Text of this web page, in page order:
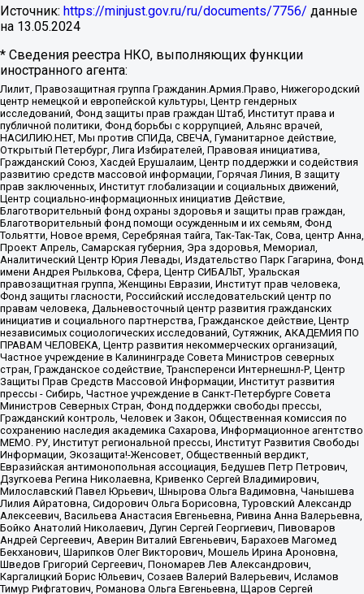
Источник: https://minjust.gov.ru/ru/documents/7756/ данные
на 13.05.2024
* Сведения реестра НКО, выполняющих функции
иностранного агента:
Лилит, Правозащитная группа Гражданин.Армия.Право, Нижегородский
центр немецкой и европейской культуры, Центр гендерных
исследований, Фонд защиты прав граждан Штаб, Институт права и
публичной политики, Фонд борьбы с коррупцией, Альянс врачей,
НАСИЛИЮ.НЕТ, Мы против СПИДа, СВЕЧА, Гуманитарное действие,
Открытый Петербург, Лига Избирателей, Правовая инициатива,
Гражданский Союз, Хасдей Ерушалаим, Центр поддержки и содействия
развитию средств массовой информации, Горячая Линия, В защиту
прав заключенных, Институт глобализации и социальных движений,
Центр социально-информационных инициатив Действие,
Благотворительный фонд охраны здоровья и защиты прав граждан,
Благотворительный фонд помощи осужденным и их семьям, Фонд
Тольятти, Новое время, Серебряная тайга, Так-Так-Так, Сова, центр Анна,
Проект Апрель, Самарская губерния, Эра здоровья, Мемориал,
Аналитический Центр Юрия Левады, Издательство Парк Гагарина, Фонд
имени Андрея Рылькова, Сфера, Центр СИБАЛЬТ, Уральская
правозащитная группа, Женщины Евразии, Институт прав человека,
Фонд защиты гласности, Российский исследовательский центр по
правам человека, Дальневосточный центр развития гражданских
инициатив и социального партнерства, Гражданское действие, Центр
независимых социологических исследований, Сутяжник, АКАДЕМИЯ ПО
ПРАВАМ ЧЕЛОВЕКА, Центр развития некоммерческих организаций,
Частное учреждение в Калининграде Совета Министров северных
стран, Гражданское содействие, Трансперенси Интернешнл-Р, Центр
Защиты Прав Средств Массовой Информации, Институт развития
прессы - Сибирь, Частное учреждение в Санкт-Петербурге Совета
Министров Северных Стран, Фонд поддержки свободы прессы,
Гражданский контроль, Человек и Закон, Общественная комиссия по
сохранению наследия академика Сахарова, Информационное агентство
МЕМО. РУ, Институт региональной прессы, Институт Развития Свободы
Информации, Экозащита!-Женсовет, Общественный вердикт,
Евразийская антимонопольная ассоциация, Бедушев Петр Петрович,
Дзугкоева Регина Николаевна, Кривенко Сергей Владимирович,
Милославский Павел Юрьевич, Шнырова Ольга Вадимовна, Чанышева
Лилия Айратовна, Сидорович Ольга Борисовна, Туровский Александр
Алексеевич, Васильева Анастасия Евгеньевна, Ривина Анна Валерьевна,
Бойко Анатолий Николаевич, Дугин Сергей Георгиевич, Пивоваров
Андрей Сергеевич, Аверин Виталий Евгеньевич, Барахоев Магомед
Бекханович, Шарипков Олег Викторович, Мошель Ирина Ароновна,
Шведов Григорий Сергеевич, Пономарев Лев Александрович,
Каргалицкий Борис Юльевич, Созаев Валерий Валерьевич, Исламов
Тимур Рифгатович, Романова Ольга Евгеньевна, Щаров Сергей